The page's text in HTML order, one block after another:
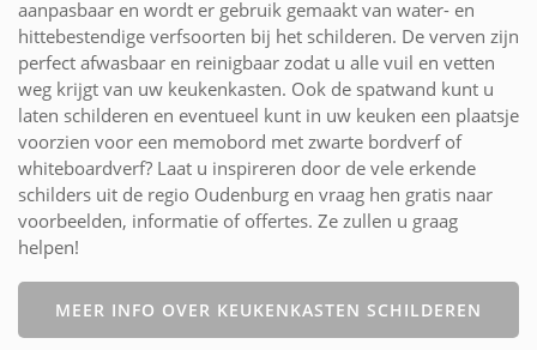
aanpasbaar en wordt er gebruik gemaakt van water- en
hittebestendige verfsoorten bij het schilderen. De verven zijn
perfect afwasbaar en reinigbaar zodat u alle vuil en vetten
weg krijgt van uw keukenkasten. Ook de spatwand kunt u
laten schilderen en eventueel kunt in uw keuken een plaatsje
voorzien voor een memobord met zwarte bordverf of
whiteboardverf? Laat u inspireren door de vele erkende
schilders uit de regio Oudenburg en vraag hen gratis naar
voorbeelden, informatie of offertes. Ze zullen u graag
helpen!
MEER INFO OVER KEUKENKASTEN SCHILDEREN